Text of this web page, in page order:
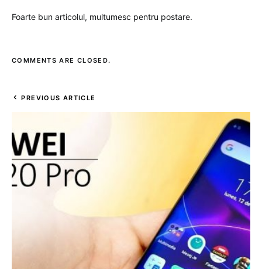
Foarte bun articolul, multumesc pentru postare.
COMMENTS ARE CLOSED.
PREVIOUS ARTICLE